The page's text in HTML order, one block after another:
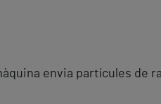
envia partícules de